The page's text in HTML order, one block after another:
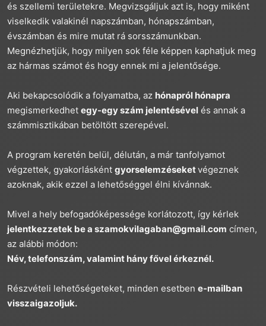
és szellemi területekre. Megvizsgáljuk azt is, hogy miként
viselkedik valakinél napszámban, hónapszámban,
évszámban és mire mutat rá sorsszámunkban.
Megnézhetjük, hogy milyen sok féle képpen kaphatjuk meg
az hármas számot és hogy ennek mi a jelentősége.
Aki bekapcsolódik a folyamatba, az hónapról hónapra
megismerkedhet egy-egy szám jelentésével és annak a
számmisztikában betöltött szerepével.
A program keretén belül, délután, a már tanfolyamot
végzettek, gyakorlásként gyorselemzéseketvégeznek
azoknak, akik ezzel a lehetőséggel élni kívánnak.
Mivel a hely befogadóképessége korlátozott, így kérlek
jelentkezzetek be a szamokvilagaban@gmail.com címen,
az alábbi módon:
Név, telefonszám, valamint hány fővel érkeznél.
Részvételi lehetőségeteket, minden esetben e-mailban
visszaigazoljuk.